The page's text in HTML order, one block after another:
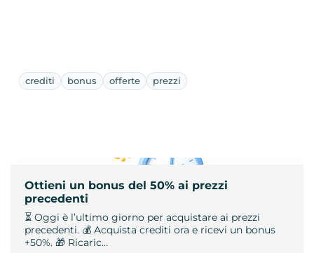
crediti bonus offerte prezzi
Ottieni un bonus del 50% ai prezzi
precedenti
⏳ Oggi è l’ultimo giorno per acquistare ai prezzi
precedenti. 💰 Acquista crediti ora e ricevi un bonus
+50%. 🎁 Ricaric…